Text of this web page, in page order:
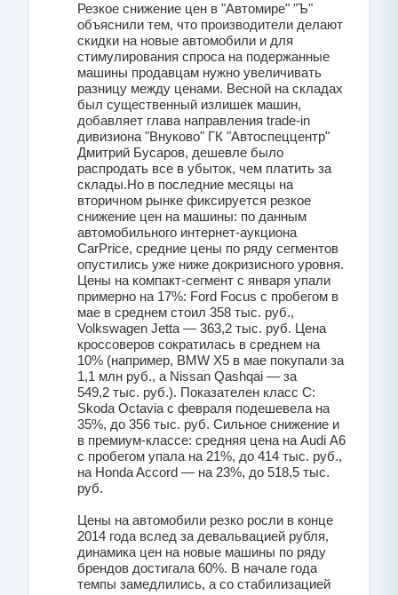
Резкое снижение цен в "Автомире" "Ъ"
объяснили тем, что производители делают
скидки на новые автомобили и для
стимулирования спроса на подержанные
машины продавцам нужно увеличивать
разницу между ценами. Весной на складах
был существенный излишек машин,
добавляет глава направления trade-in
дивизиона "Внуково" ГК "Автоспеццентр"
Дмитрий Бусаров, дешевле было
распродать все в убыток, чем платить за
склады.Но в последние месяцы на
вторичном рынке фиксируется резкое
снижение цен на машины: по данным
автомобильного интернет-аукциона
CarPrice, средние цены по ряду сегментов
опустились уже ниже докризисного уровня.
Цены на компакт-сегмент с января упали
примерно на 17%: Ford Focus с пробегом в
мае в среднем стоил 358 тыс. руб.,
Volkswagen Jetta — 363,2 тыс. руб. Цена
кроссоверов сократилась в среднем на
10% (например, BMW X5 в мае покупали за
1,1 млн руб., а Nissan Qashqai — за
549,2 тыс. руб.). Показателен класс С:
Skoda Octavia с февраля подешевела на
35%, до 356 тыс. руб. Сильное снижение и
в премиум-классе: средняя цена на Audi A6
с пробегом упала на 21%, до 414 тыс. руб.,
на Honda Accord — на 23%, до 518,5 тыс.
руб.
Цены на автомобили резко росли в конце
2014 года вслед за девальвацией рубля,
динамика цен на новые машины по ряду
брендов достигала 60%. В начале года
темпы замедлились, а со стабилизацией